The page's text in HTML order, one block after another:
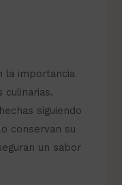
la importancia
culinarias.
siguiendo
conservan su
un sabor